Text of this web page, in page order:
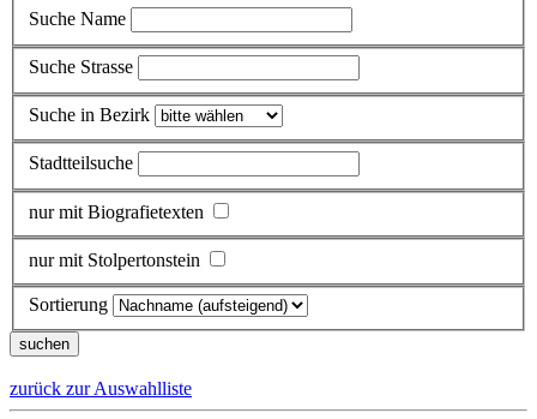
Suche Name
Suche Strasse
Suche in Bezirk
Stadtteilsuche
nur mit Biografietexten
nur mit Stolpertonstein
Sortierung
zurück zur Auswahlliste